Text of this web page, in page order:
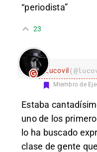
“periodista”
23
Lucovil
Miembro de
Estaba
uno de los
lo ha buscado
clase de gente